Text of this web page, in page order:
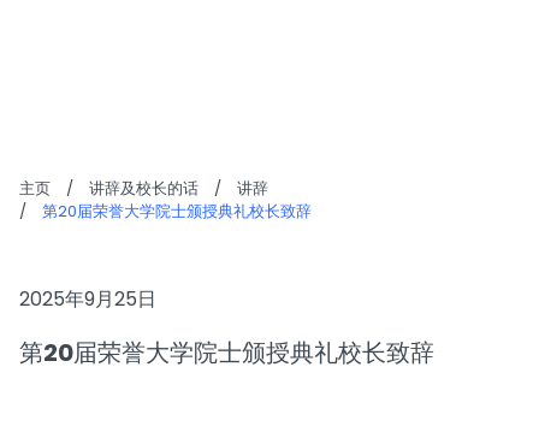
主页 / 讲辞及校长的话 /
讲辞
/
第20届荣誉大学院士颁授典礼校长致辞
2025年9月25日
第20届荣誉大学院士颁授典礼校长致辞